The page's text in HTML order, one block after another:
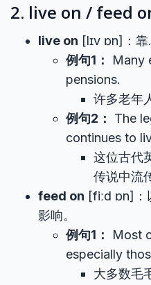
2. live on / feed
live on [lɪv ɒn]：
例句1：
Many
pensions.
许多老年
例句2：
The
continues to
这位古代
传说中流
feed on [fiːd ɒn]
影响。
例句1：
Most
especially
大多数毛